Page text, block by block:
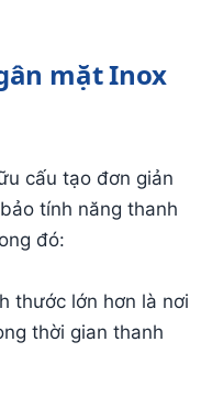
mặt Inox
cấu tạo đơn giản
tính năng thanh
đó:
thước lớn hơn là nơi
thời gian thanh